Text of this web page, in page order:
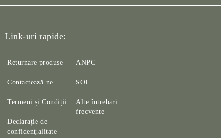
Link-uri rapide:
Returnare produse
Contactează-ne
Termeni și Condiții
Declarație de
confidenţialitate
ANPC
SOL
Alte întrebări
frecvente